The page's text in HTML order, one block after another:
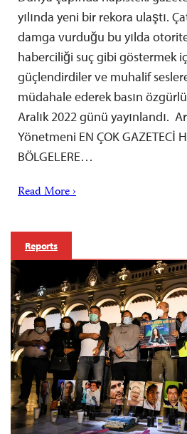
yılında yeni bir rekora ulaştı.
damga vurduğu bu yılda
haberciliği suç gibi göstermek
güçlendirdiler ve muhalif
müdahale ederek basın
Aralık 2022 günü yayınlandı.
Yönetmeni EN ÇOK GAZETECİ
BÖLGELERE…
Read More ›
Reports